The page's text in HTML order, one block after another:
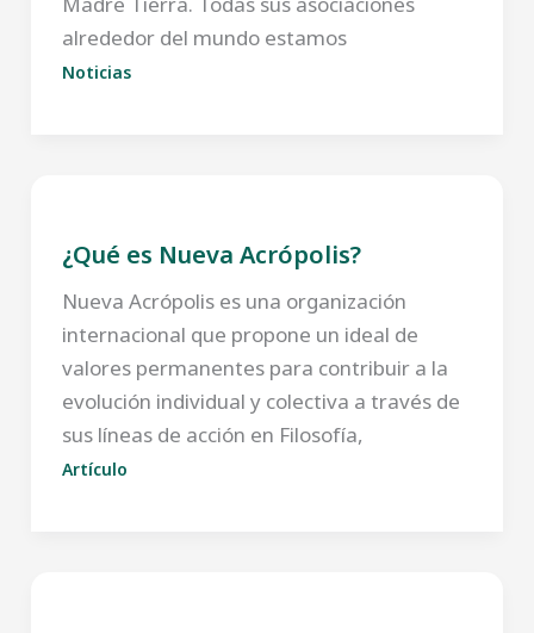
alrededor del mundo estamos
Noticias
¿Qué es Nueva Acrópolis?
Nueva Acrópolis es una organización
internacional que propone un ideal de
valores permanentes para contribuir a la
evolución individual y colectiva a través de
sus líneas de acción en Filosofía,
Artículo